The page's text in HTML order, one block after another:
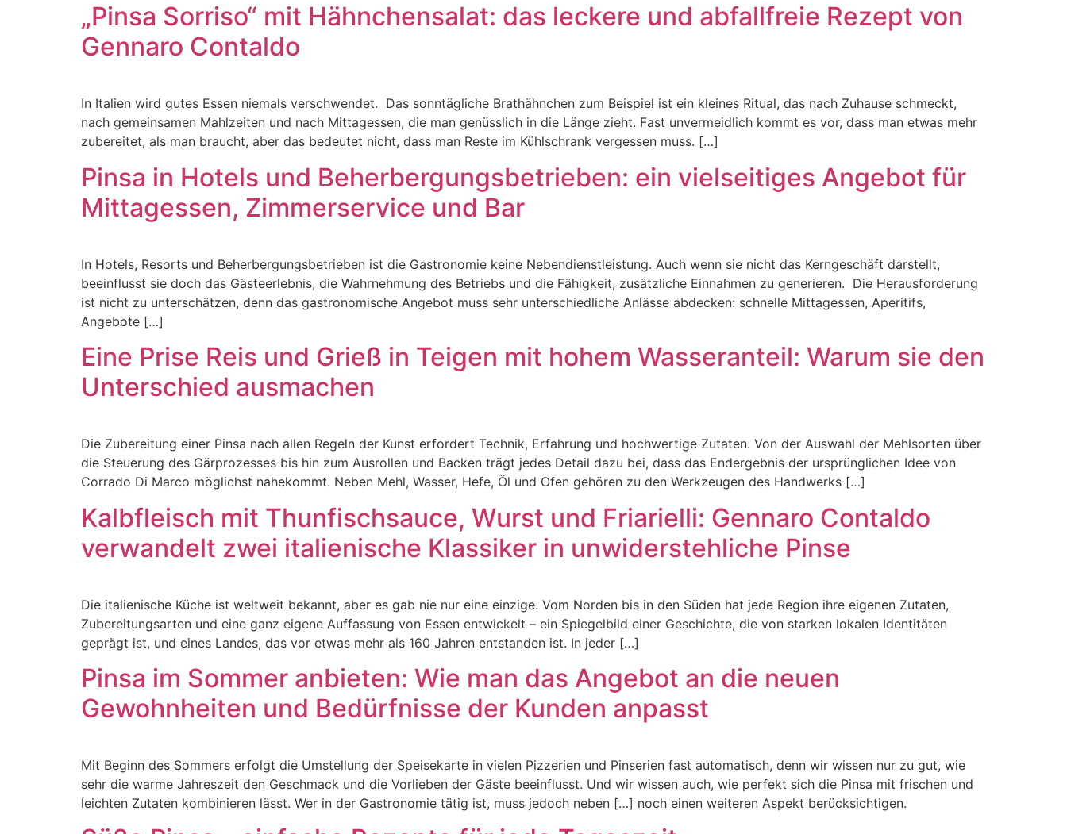
„Pinsa Sorriso“ mit Hähnchensalat: das leckere und abfallfreie Rezept von
Gennaro Contaldo
In Italien wird gutes Essen niemals verschwendet. Das sonntägliche Brathähnchen zum Beispiel ist ein kleines Ritual, das nach Zuhause schmeckt,
nach gemeinsamen Mahlzeiten und nach Mittagessen, die man genüsslich in die Länge zieht. Fast unvermeidlich kommt es vor, dass man etwas mehr
zubereitet, als man braucht, aber das bedeutet nicht, dass man Reste im Kühlschrank vergessen muss. […]
Pinsa in Hotels und Beherbergungsbetrieben: ein vielseitiges Angebot für
Mittagessen, Zimmerservice und Bar
In Hotels, Resorts und Beherbergungsbetrieben ist die Gastronomie keine Nebendienstleistung. Auch wenn sie nicht das Kerngeschäft darstellt,
beeinflusst sie doch das Gästeerlebnis, die Wahrnehmung des Betriebs und die Fähigkeit, zusätzliche Einnahmen zu generieren. Die Herausforderung
ist nicht zu unterschätzen, denn das gastronomische Angebot muss sehr unterschiedliche Anlässe abdecken: schnelle Mittagessen, Aperitifs,
Angebote […]
Eine Prise Reis und Grieß in Teigen mit hohem Wasseranteil: Warum sie den
Unterschied ausmachen
Die Zubereitung einer Pinsa nach allen Regeln der Kunst erfordert Technik, Erfahrung und hochwertige Zutaten. Von der Auswahl der Mehlsorten über
die Steuerung des Gärprozesses bis hin zum Ausrollen und Backen trägt jedes Detail dazu bei, dass das Endergebnis der ursprünglichen Idee von
Corrado Di Marco möglichst nahekommt. Neben Mehl, Wasser, Hefe, Öl und Ofen gehören zu den Werkzeugen des Handwerks […]
Kalbfleisch mit Thunfischsauce, Wurst und Friarielli: Gennaro Contaldo
verwandelt zwei italienische Klassiker in unwiderstehliche Pinse
Die italienische Küche ist weltweit bekannt, aber es gab nie nur eine einzige. Vom Norden bis in den Süden hat jede Region ihre eigenen Zutaten,
Zubereitungsarten und eine ganz eigene Auffassung von Essen entwickelt – ein Spiegelbild einer Geschichte, die von starken lokalen Identitäten
geprägt ist, und eines Landes, das vor etwas mehr als 160 Jahren entstanden ist. In jeder […]
Pinsa im Sommer anbieten: Wie man das Angebot an die neuen
Gewohnheiten und Bedürfnisse der Kunden anpasst
Mit Beginn des Sommers erfolgt die Umstellung der Speisekarte in vielen Pizzerien und Pinserien fast automatisch, denn wir wissen nur zu gut, wie
sehr die warme Jahreszeit den Geschmack und die Vorlieben der Gäste beeinflusst. Und wir wissen auch, wie perfekt sich die Pinsa mit frischen und
leichten Zutaten kombinieren lässt. Wer in der Gastronomie tätig ist, muss jedoch neben […] noch einen weiteren Aspekt berücksichtigen.